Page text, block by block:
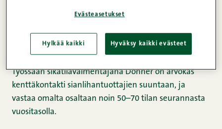
toimipisteeseen tulee varmasti noin
summaa.
Työssään sikatilavalmentajana Donner on arvokas
kenttäkontakti sianlihantuottajien suuntaan, ja
vastaa omalta osaltaan noin 50–70 tilan seurannasta
vuositasolla.
Evästeasetukset
Hylkää kaikki Hyväksy kaikki evästeet